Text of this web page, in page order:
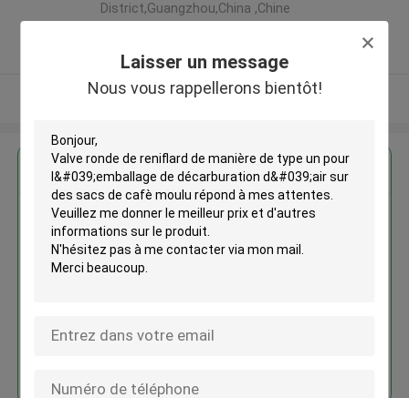
Laisser un message
Nous vous rappellerons bientôt!
District,Guangzhou,China ,Chine
Regardez plus
Valve ronde de reniflard de
manière de type un pour